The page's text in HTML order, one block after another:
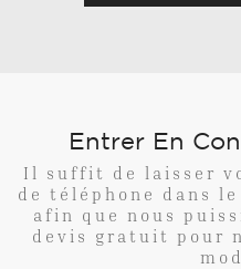
Entrer En
Il suffit de laisser
de téléphone dans
afin que nous
devis gratuit pour